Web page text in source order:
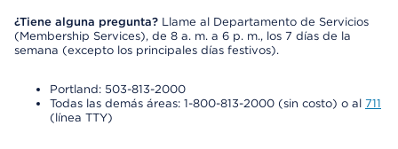
¿Tiene alguna pregunta? Llame al Departamento de Servicios
(Membership Services), de 8 a. m. a 6 p. m., los 7 días de la
semana (excepto los principales días festivos).
Portland: 503-813-2000
Todas las demás áreas: 1-800-813-2000 (sin costo) o al 711
(línea TTY)